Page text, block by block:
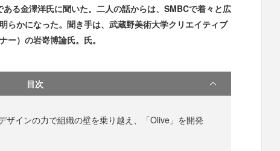
る金澤洋氏に聞いた。二人の話からは、SMBCで着々と広
らかになった。聞き手は、武蔵野美術大学クリエイティブ
ー）の岩嵜博論氏。氏。
目次
ザインの力で組織の壁を乗り越え、「Olive」を開発